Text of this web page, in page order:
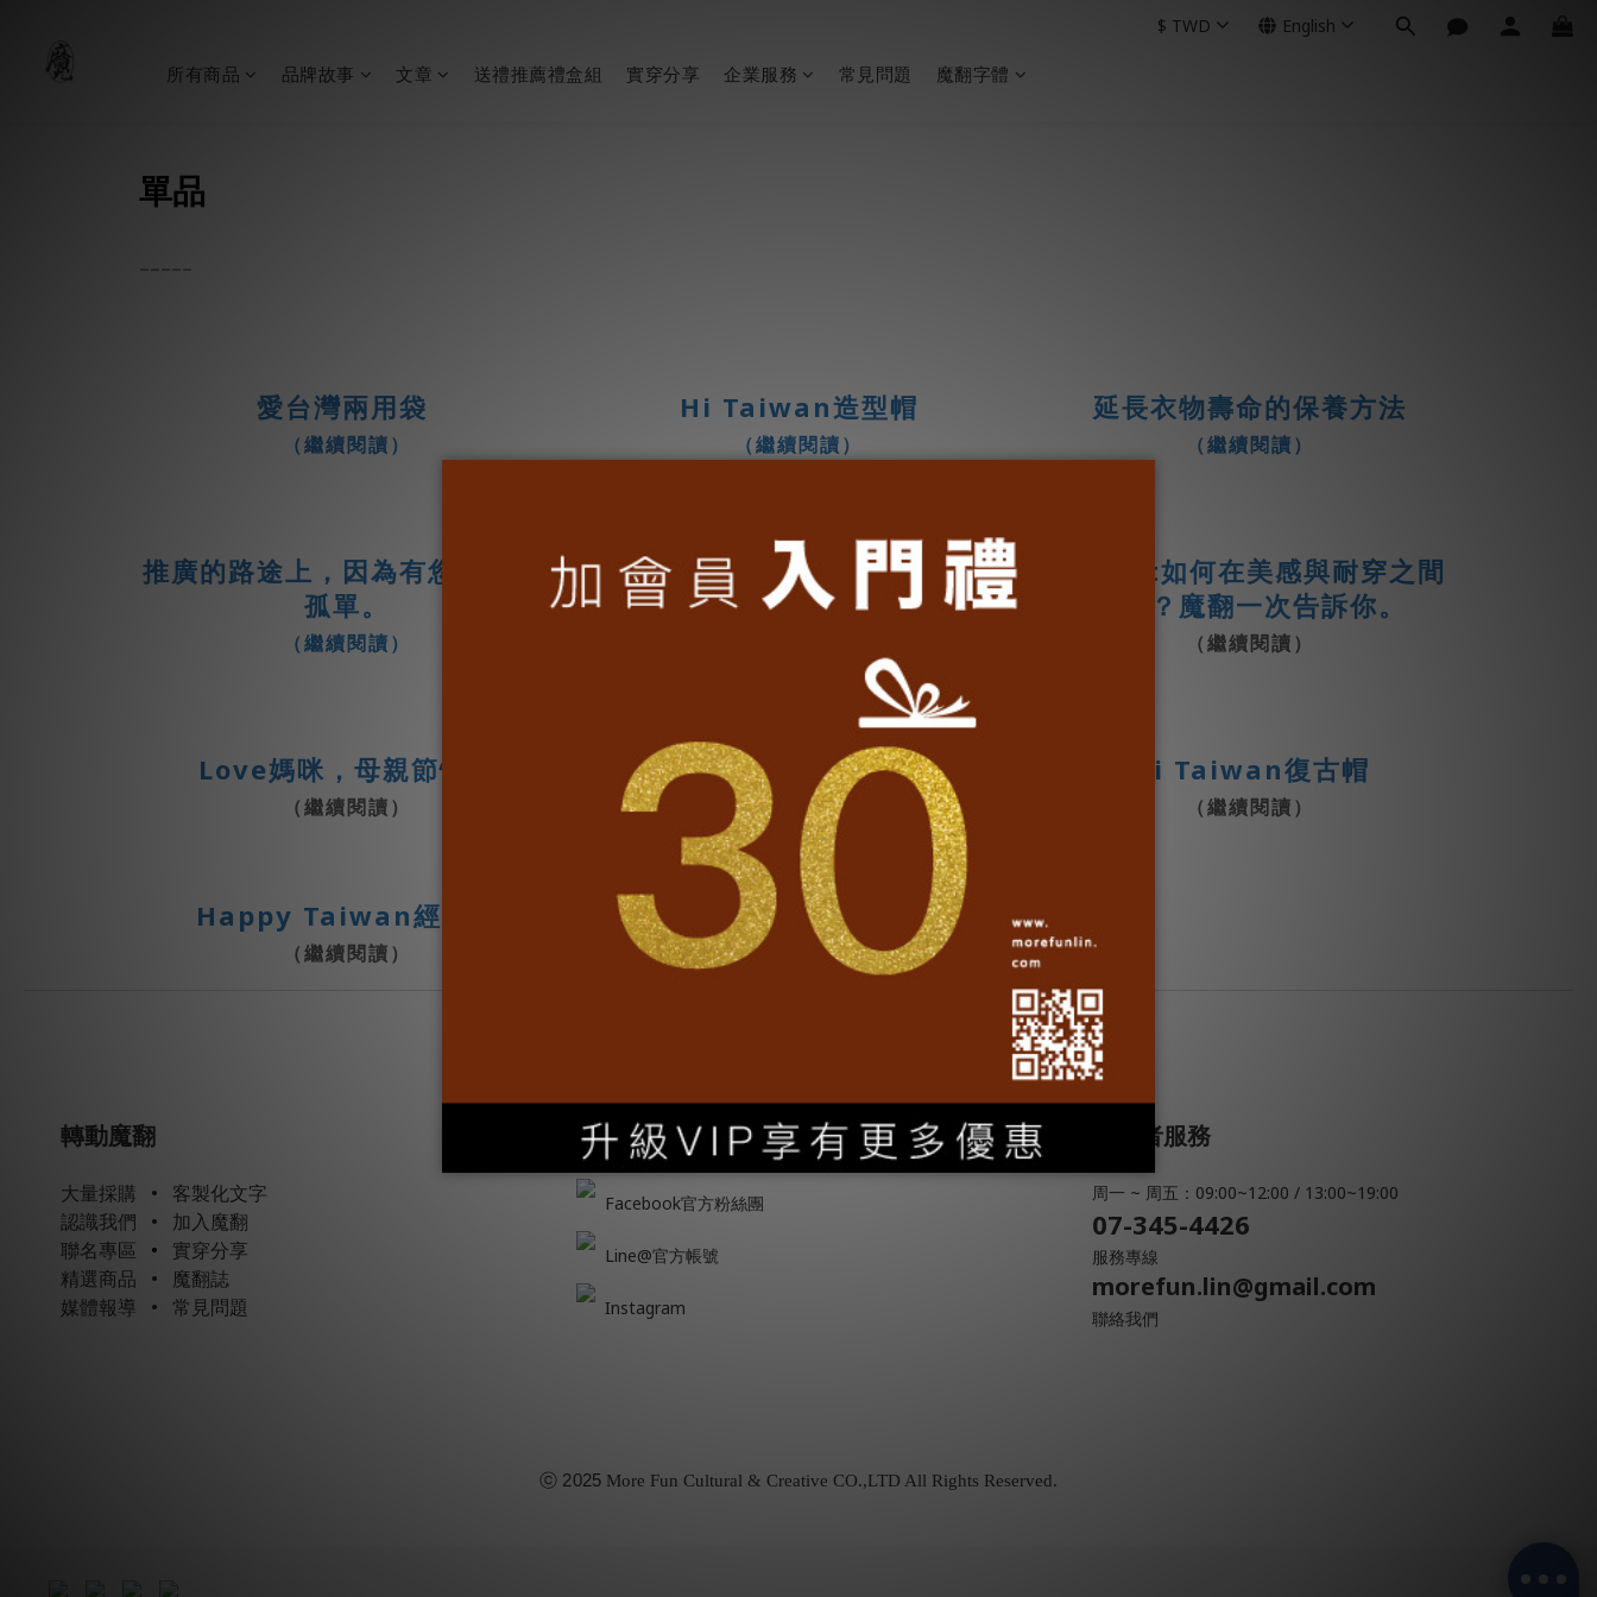
所有商品 品牌故事 文章 送禮推薦禮盒組 實穿分享 企業服務 常見問題 魔翻字體
$ TWD English
單品
愛台灣兩用袋
（繼續閱讀）
Hi Taiwan造型帽
（繼續閱讀）
延長衣物壽命的保養方法
（繼續閱讀）
推廣的路途上，因為有您們 不再
孤單。
（繼續閱讀）
愛台灣造型T
（繼續閱讀）
T-Shirt如何在美感與耐穿之間
取捨？魔翻一次告訴你。
（繼續閱讀）
Love媽咪，母親節快樂
（繼續閱讀）
台灣 Taiwan復古T
（繼續閱讀）
Hi Taiwan復古帽
（繼續閱讀）
Happy Taiwan經典帽
（繼續閱讀）
品質堅持台灣製造
（繼續閱讀）
轉動魔翻
大量採購 •
客製化文字
認識我們 •
加入魔翻
聯名專區 •
實穿分享
精選商品 •
魔翻誌
媒體報導
• 常見問題
跟隨我們
Facebook官方粉絲團
Line@官方帳號
Instagram
消費者服務
周一 ~ 周五：09:00~12:00 / 13:00~19:00
07-345-4426
服務專線
morefun.lin@gmail.com
聯絡我們
ⓒ2025 More Fun Cultural & Creative CO.,LTD All Rights Reserved.